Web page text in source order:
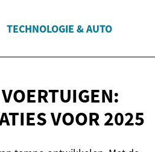
TECHNOLOGIE & AUTO
VOOR 2025